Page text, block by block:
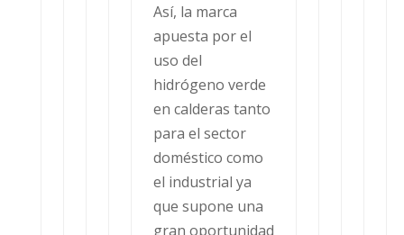
Así, la marca
apuesta por el
uso del
hidrógeno verde
en calderas tanto
para el sector
doméstico como
el industrial ya
que supone una
gran oportunidad